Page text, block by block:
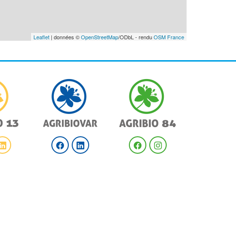
Leaflet | données ©OpenStreetMap/ODbL - renduOSM France